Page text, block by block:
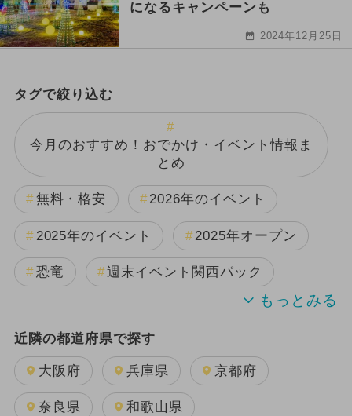
になるキャンペーンも
2024年12月25日
タグで絞り込む
今月のおすすめ！おでかけ・イベント情報ま
とめ
無料・格安 2026年のイベント
2025年のイベント 2025年オープン
恐竜 週末イベント関西パック
2024年のイベント
2026年8月のイベント
2025年11月のイベント
近隣の都道府県で探す
大阪府 兵庫県 京都府
奈良県 和歌山県